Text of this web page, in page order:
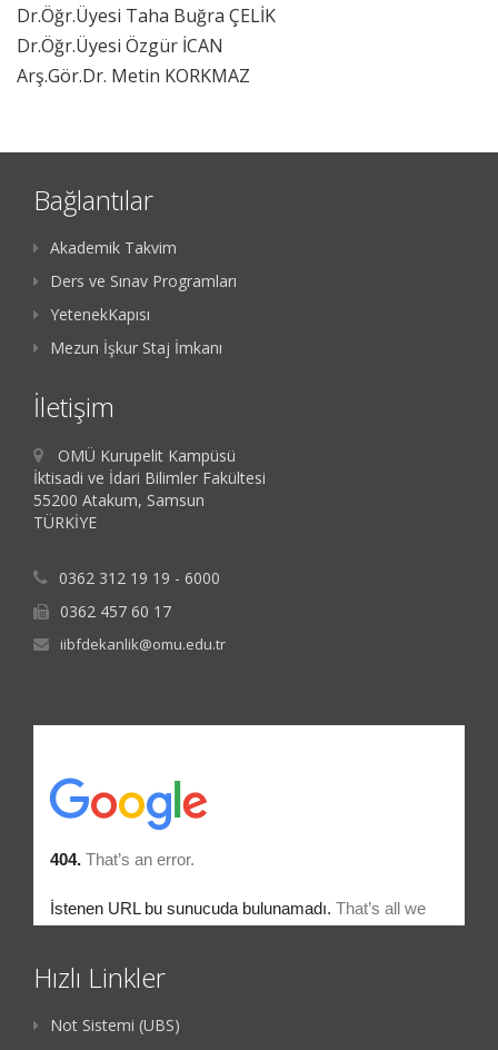
Dr.Öğr.Üyesi Taha Buğra ÇELİK
Dr.Öğr.Üyesi Özgür İCAN
Arş.Gör.Dr. Metin KORKMAZ
Bağlantılar
Akademik Takvim
Ders ve Sınav Programları
YetenekKapısı
Mezun İşkur Staj İmkanı
İletişim
OMÜ Kurupelit Kampüsü
İktisadi ve İdari Bilimler Fakültesi
55200 Atakum, Samsun
TÜRKİYE
0362 312 19 19 - 6000
0362 457 60 17
iibfdekanlik@omu.edu.tr
Hızlı Linkler
Not Sistemi (UBS)